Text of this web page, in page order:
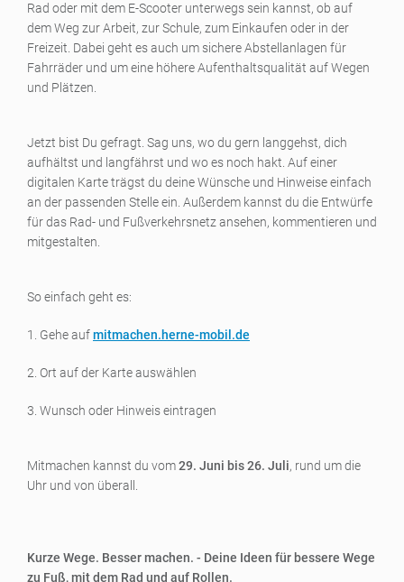
Rad oder mit dem E-Scooter unterwegs sein kannst, ob auf
dem Weg zur Arbeit, zur Schule, zum Einkaufen oder in der
Freizeit. Dabei geht es auch um sichere Abstellanlagen für
Fahrräder und um eine höhere Aufenthaltsqualität auf Wegen
und Plätzen.
Jetzt bist Du gefragt. Sag uns, wo du gern langgehst, dich
aufhältst und langfährst und wo es noch hakt. Auf einer
digitalen Karte trägst du deine Wünsche und Hinweise einfach
an der passenden Stelle ein. Außerdem kannst du die Entwürfe
für das Rad- und Fußverkehrsnetz ansehen, kommentieren und
mitgestalten.
So einfach geht es:
1. Gehe aufmitmachen.herne-mobil.de
2. Ort auf der Karte auswählen
3. Wunsch oder Hinweis eintragen
Mitmachen kannst du vom29. Juni bis 26. Juli, rund um die
Uhr und von überall.
Kurze Wege. Besser machen. - Deine Ideen für bessere Wege
zu Fuß, mit dem Rad und auf Rollen.